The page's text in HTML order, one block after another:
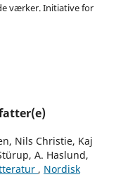
værker. Initiative for
Nils Christie, Kaj
A. Haslund,
, Nordisk